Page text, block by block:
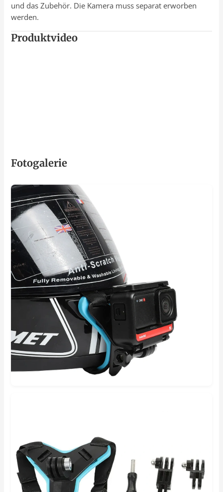
und das Zubehör. Die Kamera muss separat erworben
werden.
Produktvideo
Fotogalerie